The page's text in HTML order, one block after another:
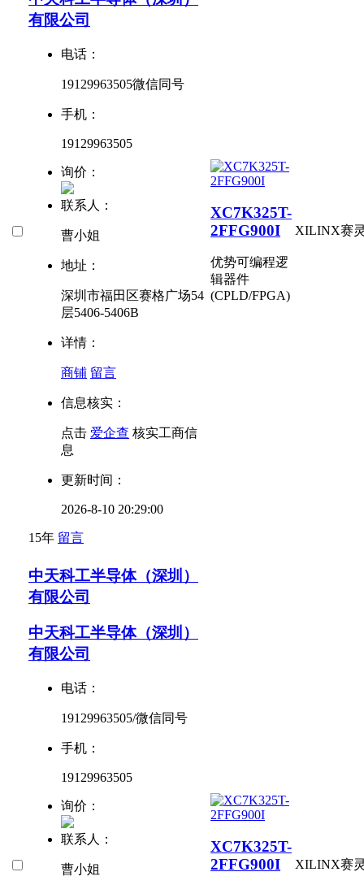
有限公司
电话：
19129963505微信同号
手机：
19129963505
询价：
联系人：
曹小姐
地址：
深圳市福田区赛格广场54
层5406-5406B
详情：
商铺 留言
信息核实：
点击 爱企查 核实工商信
息
更新时间：
2026-8-10 20:29:00
15年 留言
XC7K325T-
2FFG900I
优势可编程逻
辑器件
(CPLD/FPGA)
XILINX赛
中天科工半导体（深圳）
有限公司
中天科工半导体（深圳）
有限公司
电话：
19129963505/微信同号
手机：
19129963505
询价：
联系人：
曹小姐
XC7K325T-
2FFG900I
XILINX赛